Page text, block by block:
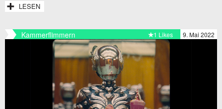
LESEN
Kammerflimmern 9. Mai 2022
1 Likes